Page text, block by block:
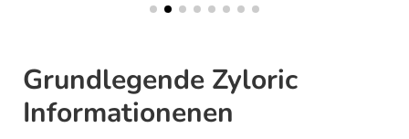
Grundlegende Zyloric
Informationenen